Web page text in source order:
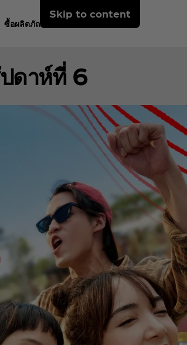
Skip to content
ซื้อผลิตภัณฑ์
ดาห์ที่ 6